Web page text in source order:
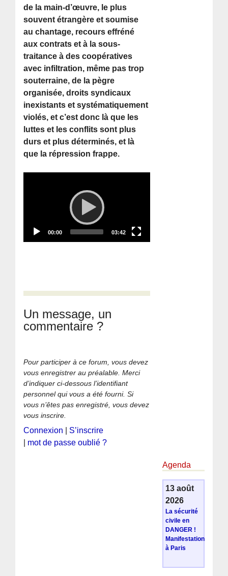
de la main-d’œuvre, le plus
souvent étrangère et soumise
au chantage, recours effréné
aux contrats et à la sous-
traitance à des coopératives
avec infiltration, même pas trop
souterraine, de la pègre
organisée, droits syndicaux
inexistants et systématiquement
violés, et c’est donc là que les
luttes et les conflits sont plus
durs et plus déterminés, et là
que la répression frappe.
Player
Current
00:00
Total
duration
03:42
Un message, un
commentaire ?
Pour participer à ce forum, vous devez
vous enregistrer au préalable. Merci
d’indiquer ci-dessous l’identifiant
personnel qui vous a été fourni. Si
vous n’êtes pas enregistré, vous devez
vous inscrire.
Connexion
S’inscrire
mot de passe oublié ?
Agenda
13 août
2026
La sécurité
civile en
DANGER !
Manifestation
à Paris